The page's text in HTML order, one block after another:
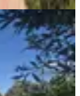
Lux Villa